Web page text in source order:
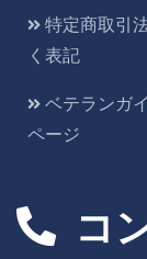
特定商取引
く表記
ベテランガ
ページ
コ